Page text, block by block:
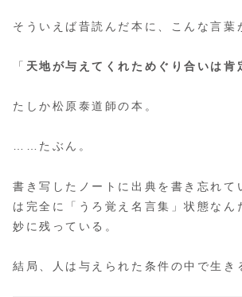
そういえば昔読んだ本に、こんな言葉
「 天地が与えてくれためぐり合いは肯
たしか松原泰道師の本。
……たぶん。
書き写したノートに出典を書き忘れて
は完全に「うろ覚え名言集」状態なん
妙に残っている。
結局、人は与えられた条件の中で生き